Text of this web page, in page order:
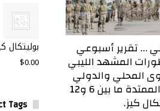
… تقرير أسبوعي
المشهد الليبي
المحلي والدولي
في الفترة الممتدة ما بين 6 و12
كيز.
بوليتكال
$0.00
Tags